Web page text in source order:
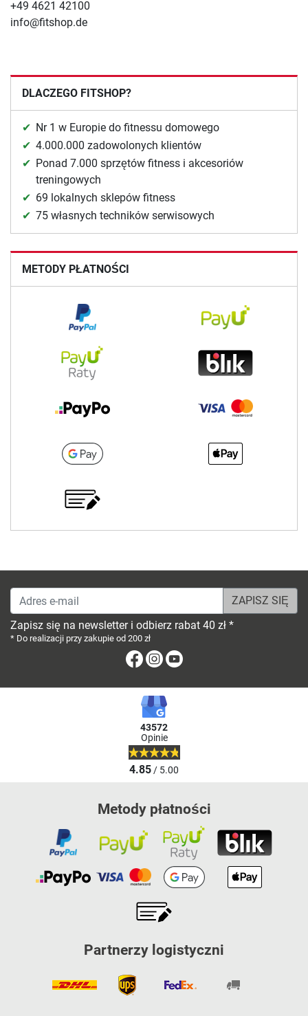
+49 4621 42100
info@fitshop.de
DLACZEGO FITSHOP?
Nr 1 w Europie do fitnessu domowego
4.000.000 zadowolonych klientów
Ponad 7.000 sprzętów fitness i akcesoriów
treningowych
69 lokalnych sklepów fitness
75 własnych techników serwisowych
METODY PŁATNOŚCI
Adres e-mail
Zapisz się na newsletter i odbierz rabat 40 zł *
* Do realizacji przy zakupie od 200 zł
FacebookInstagram
43572
Opinie
4.85/ 5.00
Metody płatności
Partnerzy logistyczni